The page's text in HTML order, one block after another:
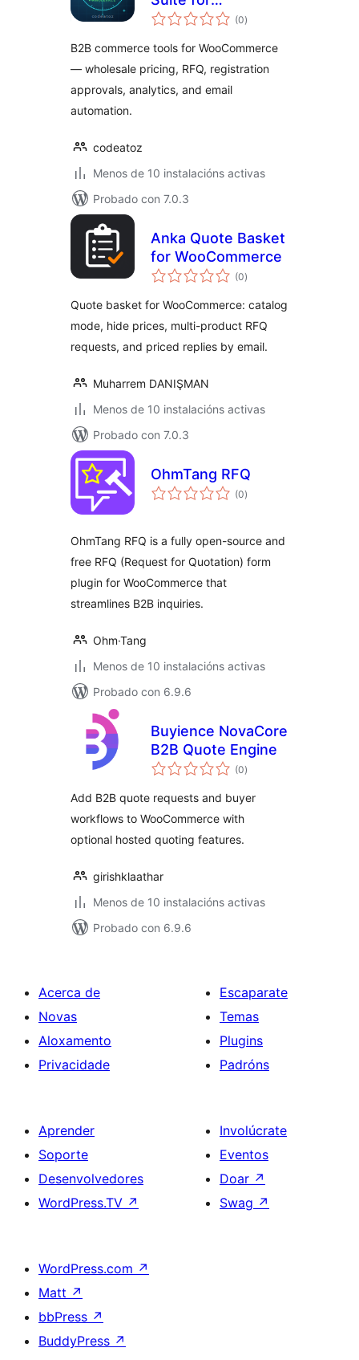
WooCommerce
(0valoracións
totais
)
B2B commerce tools for WooCommerce
— wholesale pricing, RFQ, registration
approvals, analytics, and email
automation.
codeatoz
Menos de 10 instalacións activas
Probado con 7.0.3
Anka Quote Basket
for WooCommerce
(0valoracións
totais
)
Quote basket for WooCommerce: catalog
mode, hide prices, multi-product RFQ
requests, and priced replies by email.
Muharrem DANIŞMAN
Menos de 10 instalacións activas
Probado con 7.0.3
OhmTang RFQ
(0valoracións
totais
)
OhmTang RFQ is a fully open-source and
free RFQ (Request for Quotation) form
plugin for WooCommerce that
streamlines B2B inquiries.
Ohm·Tang
Menos de 10 instalacións activas
Probado con 6.9.6
Buyience NovaCore
B2B Quote Engine
(0valoracións
totais
)
Add B2B quote requests and buyer
workflows to WooCommerce with
optional hosted quoting features.
girishklaathar
Menos de 10 instalacións activas
Probado con 6.9.6
Acerca de
Novas
Aloxamento
Privacidade
Escaparate
Temas
Plugins
Padróns
Aprender
Soporte
Desenvolvedores
WordPress.TV ↗
Involúcrate
Eventos
Doar ↗
Swag ↗
WordPress.com ↗
Matt ↗
bbPress ↗
BuddyPress ↗